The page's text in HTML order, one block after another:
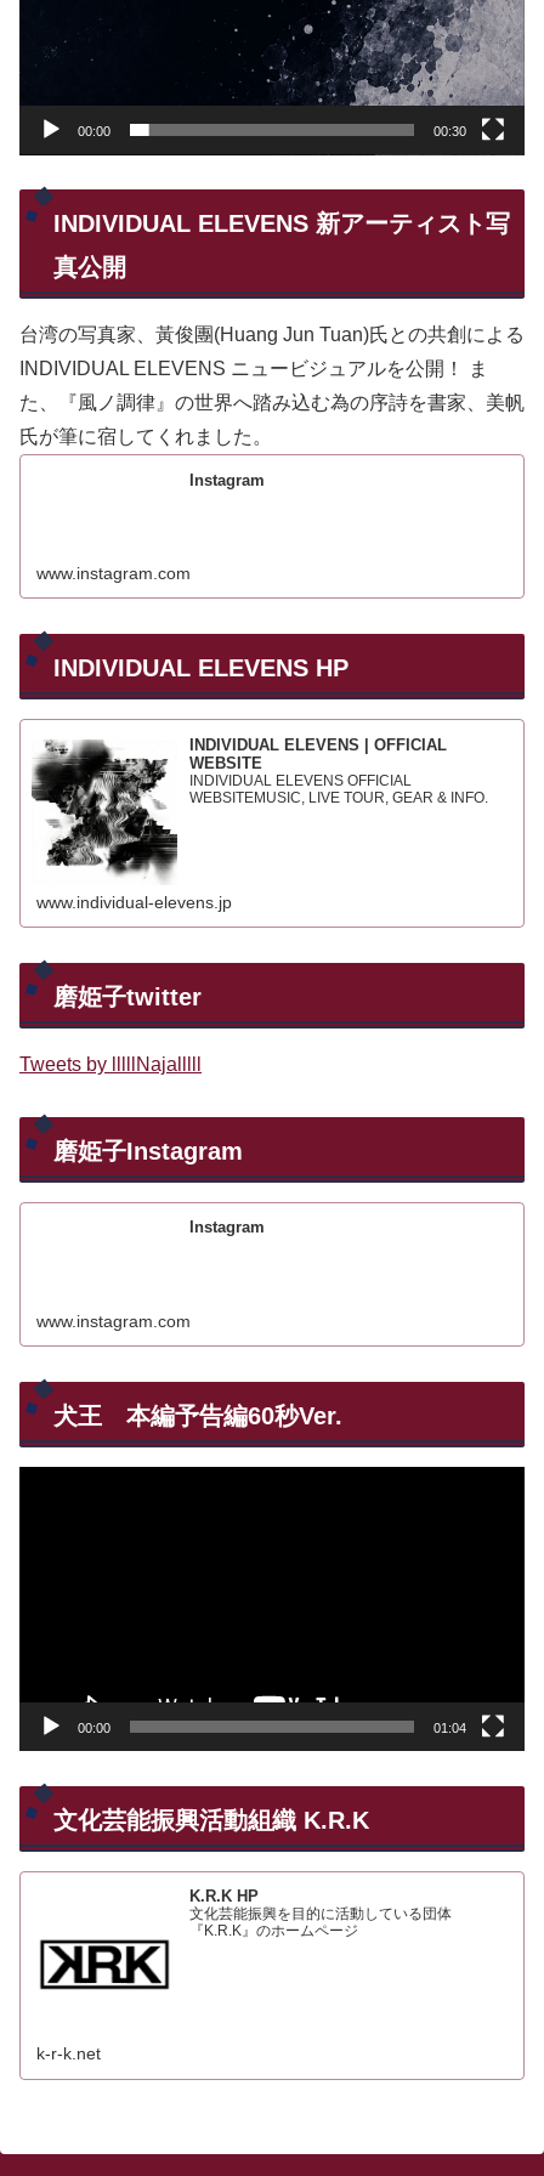
00:00 00:30
INDIVIDUAL ELEVENS 新アーティスト写
真公開
台湾の写真家、黃俊團(Huang Jun Tuan)氏との共創による
INDIVIDUAL ELEVENS ニュービジュアルを公開！ ま
た、『風ノ調律』の世界へ踏み込む為の序詩を書家、美帆
氏が筆に宿してくれました。
Instagram
www.instagram.com
INDIVIDUAL ELEVENS HP
INDIVIDUAL ELEVENS | OFFICIAL
WEBSITE
INDIVIDUAL ELEVENS OFFICIAL
WEBSITEMUSIC, LIVE TOUR, GEAR & INFO.
www.individual-elevens.jp
磨姫子twitter
Tweets by lllllNajalllll
磨姫子Instagram
Instagram
www.instagram.com
犬王 本編予告編60秒Ver.
00:00 01:04
文化芸能振興活動組織 K.R.K
K.R.K HP
文化芸能振興を目的に活動している団体
『K.R.K』のホームページ
k-r-k.net